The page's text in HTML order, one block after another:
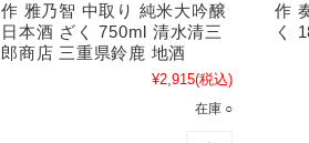
作 雅乃智 中取り 純米大吟醸
日本酒 ざく 750ml 清水清三
郎商店 三重県鈴鹿 地酒
¥2,915(税込)
在庫 ○
作
く